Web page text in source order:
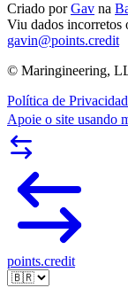
Criado por Gav na
Viu dados incorretos
gavin@points.credit
© Maringineering,
Política de
Apoie o site usando
points.credit